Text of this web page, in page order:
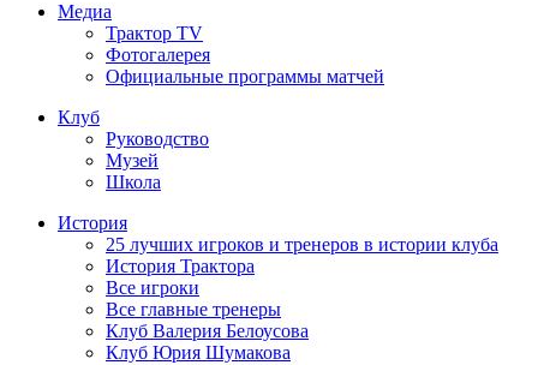
Медиа
Трактор TV
Фотогалерея
Официальные программы матчей
Клуб
Руководство
Музей
Школа
История
25 лучших игроков и тренеров в истории клуба
История Трактора
Все игроки
Все главные тренеры
Клуб Валерия Белоусова
Клуб Юрия Шумакова